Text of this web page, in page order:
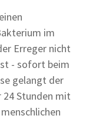
im
Erreger nicht
- sofort beim
gelangt der
Stunden mit